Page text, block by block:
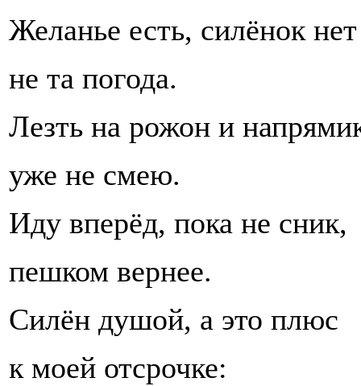
Желанье есть, силёнок
не та погода.
Лезть на рожон и
уже не смею.
Иду вперёд, пока не сник,
пешком вернее.
Силён душой, а это плюс
к моей отсрочке: